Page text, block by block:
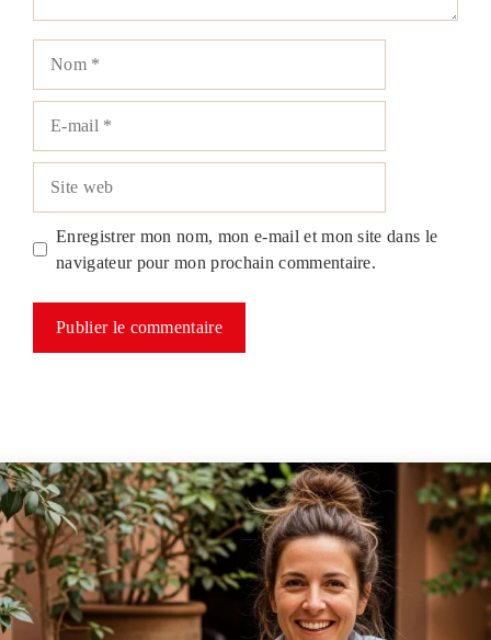
Enregistrer mon nom, mon e-mail et mon site dans le
navigateur pour mon prochain commentaire.